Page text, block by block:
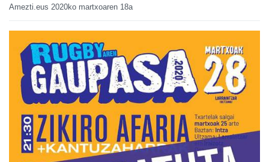
Amezti.eus 2020ko martxoaren 18a